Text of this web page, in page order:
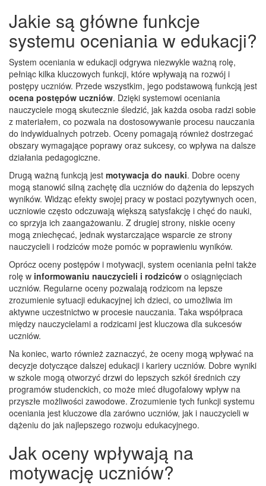
Jakie są główne funkcje
systemu oceniania w edukacji?
System oceniania w edukacji odgrywa niezwykle ważną rolę,
pełniąc kilka kluczowych funkcji, które wpływają na rozwój i
postępy uczniów. Przede wszystkim, jego podstawową funkcją jest
ocena postępów uczniów. Dzięki systemowi oceniania
nauczyciele mogą skutecznie śledzić, jak każda osoba radzi sobie
z materiałem, co pozwala na dostosowywanie procesu nauczania
do indywidualnych potrzeb. Oceny pomagają również dostrzegać
obszary wymagające poprawy oraz sukcesy, co wpływa na dalsze
działania pedagogiczne.
Drugą ważną funkcją jest motywacja do nauki. Dobre oceny
mogą stanowić silną zachętę dla uczniów do dążenia do lepszych
wyników. Widząc efekty swojej pracy w postaci pozytywnych ocen,
uczniowie często odczuwają większą satysfakcję i chęć do nauki,
co sprzyja ich zaangażowaniu. Z drugiej strony, niskie oceny
mogą zniechęcać, jednak wystarczające wsparcie ze strony
nauczycieli i rodziców może pomóc w poprawieniu wyników.
Oprócz oceny postępów i motywacji, system oceniania pełni także
rolę w informowaniu nauczycieli i rodziców o osiągnięciach
uczniów. Regularne oceny pozwalają rodzicom na lepsze
zrozumienie sytuacji edukacyjnej ich dzieci, co umożliwia im
aktywne uczestnictwo w procesie nauczania. Taka współpraca
między nauczycielami a rodzicami jest kluczowa dla sukcesów
uczniów.
Na koniec, warto również zaznaczyć, że oceny mogą wpływać na
decyzje dotyczące dalszej edukacji i kariery uczniów. Dobre wyniki
w szkole mogą otworzyć drzwi do lepszych szkół średnich czy
programów studenckich, co może mieć długofalowy wpływ na
przyszłe możliwości zawodowe. Zrozumienie tych funkcji systemu
oceniania jest kluczowe dla zarówno uczniów, jak i nauczycieli w
dążeniu do jak najlepszego rozwoju edukacyjnego.
Jak oceny wpływają na
motywację uczniów?